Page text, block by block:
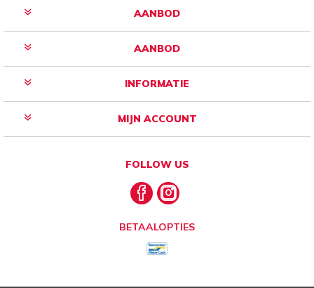
AANBOD
AANBOD
INFORMATIE
MIJN ACCOUNT
FOLLOW US
BETAALOPTIES